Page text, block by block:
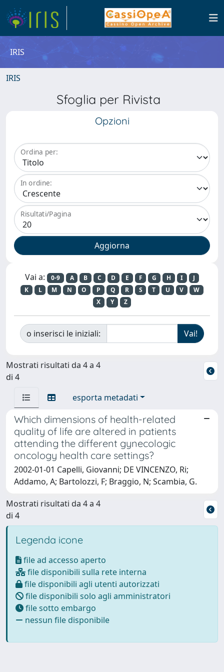
IRIS
IRIS
Sfoglia per Rivista
Opzioni
Ordina per:
In ordine:
Risultati/Pagina
Vai a: 0-9 A B C D E F G H I
J
K
L M N O P Q R S T U V
W
X
Y Z
o inserisci le iniziali:
Mostrati risultati da 4 a 4
di 4
esporta metadati
Which dimensions of health-related
quality of life are altered in patients
attending the different gynecologic
oncology health care settings?
2002-01-01 Capelli, Giovanni; DE VINCENZO, Ri;
Addamo, A; Bartolozzi, F; Braggio, N; Scambia, G.
Mostrati risultati da 4 a 4
di 4
Legenda icone
file ad accesso aperto
file disponibili sulla rete interna
file disponibili agli utenti autorizzati
file disponibili solo agli amministratori
file sotto embargo
nessun file disponibile